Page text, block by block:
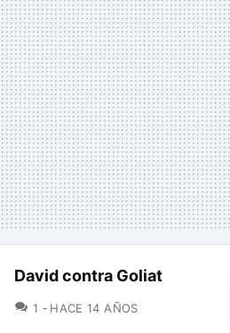
David contra Goliat
1 COMENTARIOS
HACE 14 AÑOS